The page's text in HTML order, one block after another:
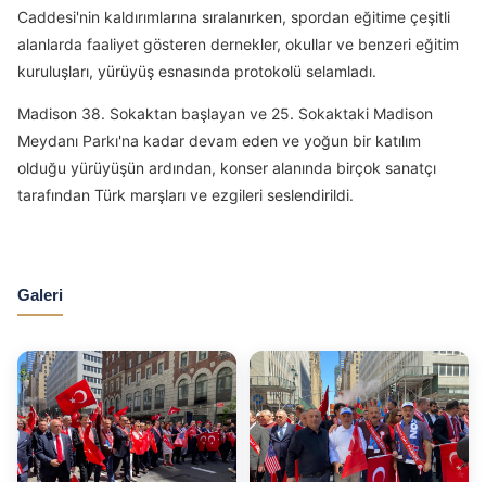
Caddesi'nin kaldırımlarına sıralanırken, spordan eğitime çeşitli
alanlarda faaliyet gösteren dernekler, okullar ve benzeri eğitim
kuruluşları, yürüyüş esnasında protokolü selamladı.
Madison 38. Sokaktan başlayan ve 25. Sokaktaki Madison
Meydanı Parkı'na kadar devam eden ve yoğun bir katılım
olduğu yürüyüşün ardından, konser alanında birçok sanatçı
tarafından Türk marşları ve ezgileri seslendirildi.
Galeri